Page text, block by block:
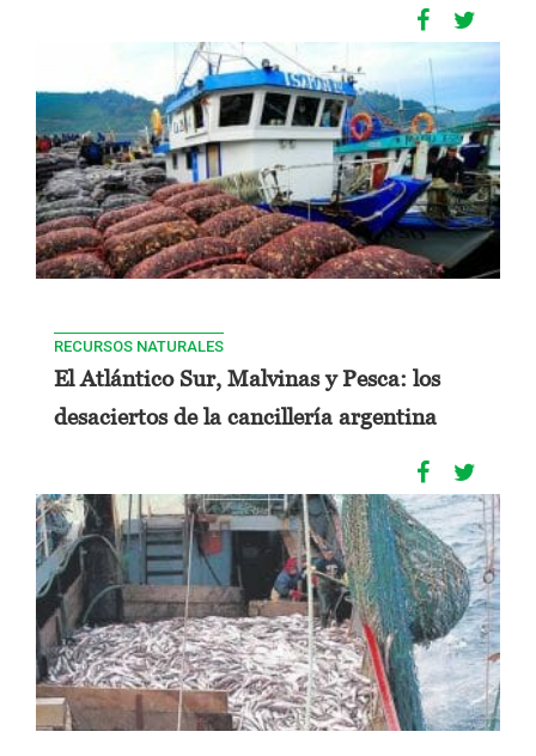
RECURSOS NATURALES
El Atlántico Sur, Malvinas y Pesca: los
desaciertos de la cancillería argentina